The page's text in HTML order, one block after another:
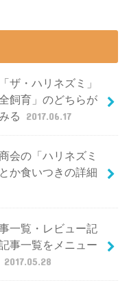
ザ・ハリネズミ」
飼育」のどちらが
る
2017.06.17
会の「ハリネズミ
か食いつきの詳細
一覧・レビュー記
事一覧をメニュー
2017.05.28